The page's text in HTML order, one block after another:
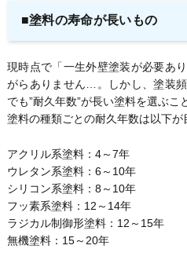
■塗料の寿命が長いもの
現時点で「一生外壁塗装が必要あ
がらありません…。しかし、塗装
でも”耐久年数”が長い塗料を選ぶこ
塗料の種類ごとの耐久年数は以下が
アクリル系塗料：4～7年
ウレタン系塗料：6～10年
シリコン系塗料：8～10年
フッ素系塗料：12～14年
ラジカル制御形塗料：12～15年
無機塗料：15～20年